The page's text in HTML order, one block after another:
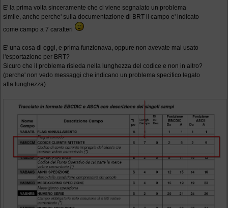
E' la prima volta sinceramente che ci viene segnalato un problema
simile, anche perche' sulla documentazione di BRT il campo e' indicato
come campo a 7 caratteri
E' una cosa di oggi, e prima funzionava, oppure non avevate mai usato
l'esportazione per BRT?
Sicuro che il problema risieda nella lunghezza del codice e non in altro?
(perche' non vedo messaggi che indicano un problema specifico legato
alla lunghezza)